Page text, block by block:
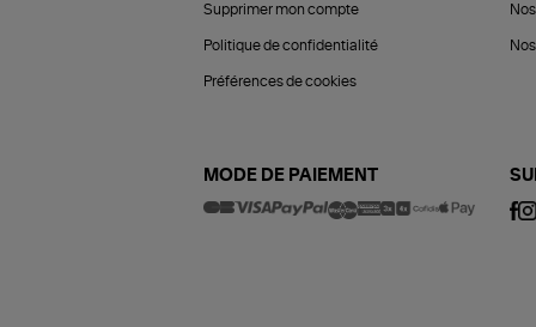
Supprimer mon compte
Politique de confidentialité
Préférences de cookies
MODE DE PAIEMENT